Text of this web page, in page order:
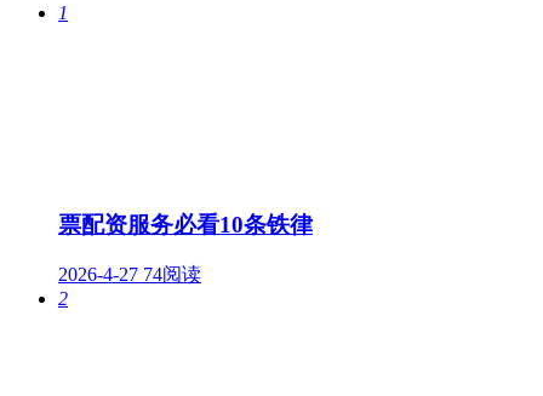
1
票配资服务必看10条铁律
2026-4-27 74阅读
2